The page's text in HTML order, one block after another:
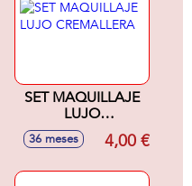
SET MAQUILLAJE
LUJO
CREMALLERA
36 meses 4,00 €